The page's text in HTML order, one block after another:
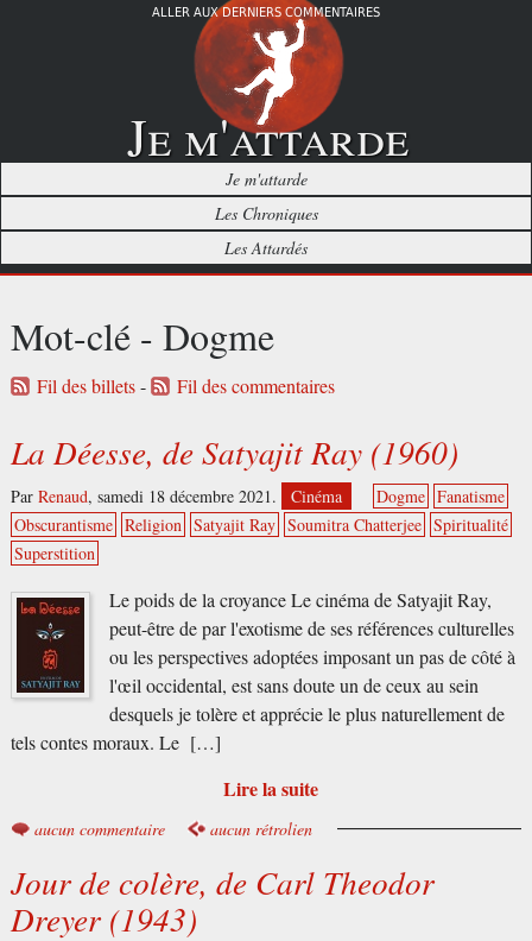
ALLER AUX DERNIERS COMMENTAIRES
Je m'attarde
Je m'attarde
Les Chroniques
Les Attardés
Mot-clé - Dogme
Fil des billets- Fil des commentaires
La Déesse, de Satyajit Ray (1960)
Par Renaud, samedi 18 décembre 2021. Cinéma Dogme Fanatisme
Obscurantisme Religion Satyajit Ray Soumitra Chatterjee Spiritualité
Superstition
Le poids de la croyance Le cinéma de Satyajit Ray,
peut-être de par l'exotisme de ses références culturelles
ou les perspectives adoptées imposant un pas de côté à
l'œil occidental, est sans doute un de ceux au sein
desquels je tolère et apprécie le plus naturellement de
tels contes moraux. Le […]
Lire la suite
aucun commentaire aucun rétrolien
Jour de colère, de Carl Theodor
Dreyer (1943)